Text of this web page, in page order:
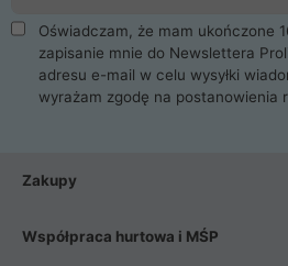
Oświadczam, że mam ukończone
zapisanie mnie do Newslettera
adresu e-mail w celu wysyłki
wyrażam zgodę na postanowienia
Zakupy
Współpraca hurtowa i MŚP